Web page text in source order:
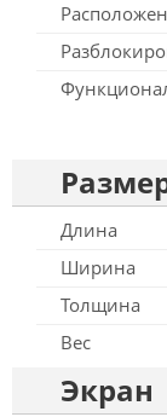
Длина
Ширина
Толщина
Вес
Экран